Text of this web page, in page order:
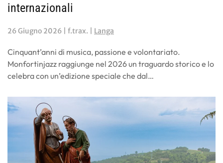
internazionali
26 Giugno 2026 | f.trax. | Langa
Cinquant’anni di musica, passione e volontariato.
Monfortinjazz raggiunge nel 2026 un traguardo storico e lo
celebra con un’edizione speciale che dal…